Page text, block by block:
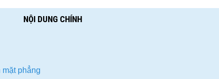
NỘI DUNG CHÍNH
phẳng